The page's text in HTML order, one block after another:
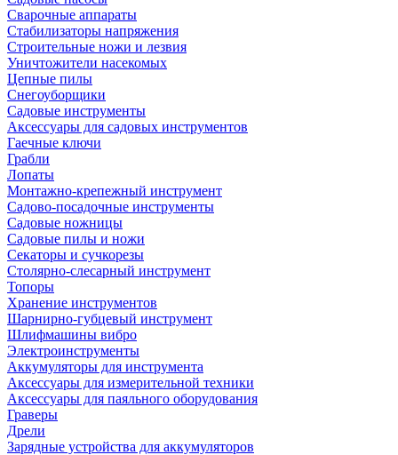
Сварочные аппараты
Стабилизаторы напряжения
Строительные ножи и лезвия
Уничтожители насекомых
Цепные пилы
Снегоуборщики
Садовые инструменты
Аксессуары для садовых инструментов
Гаечные ключи
Грабли
Лопаты
Монтажно-крепежный инструмент
Садово-посадочные инструменты
Садовые ножницы
Садовые пилы и ножи
Секаторы и сучкорезы
Столярно-слесарный инструмент
Топоры
Хранение инструментов
Шарнирно-губцевый инструмент
Шлифмашины вибро
Электроинструменты
Аккумуляторы для инструмента
Аксессуары для измерительной техники
Аксессуары для паяльного оборудования
Граверы
Дрели
Зарядные устройства для аккумуляторов